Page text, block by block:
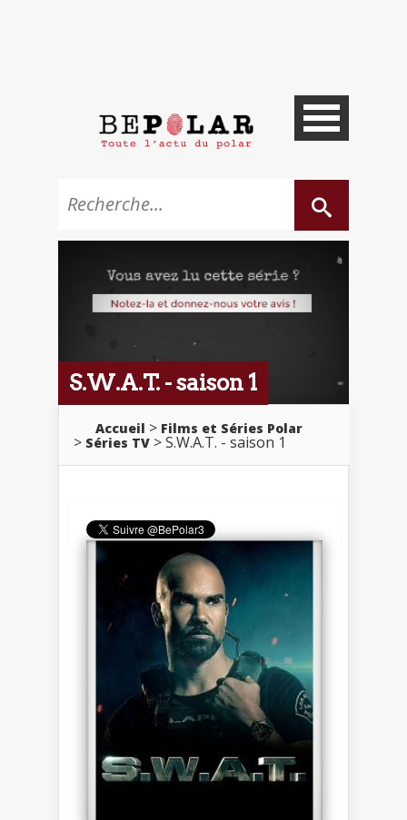
S.W.A.T. - saison 1
Accueil
Films et Séries Polar
Séries TV
S.W.A.T. - saison 1